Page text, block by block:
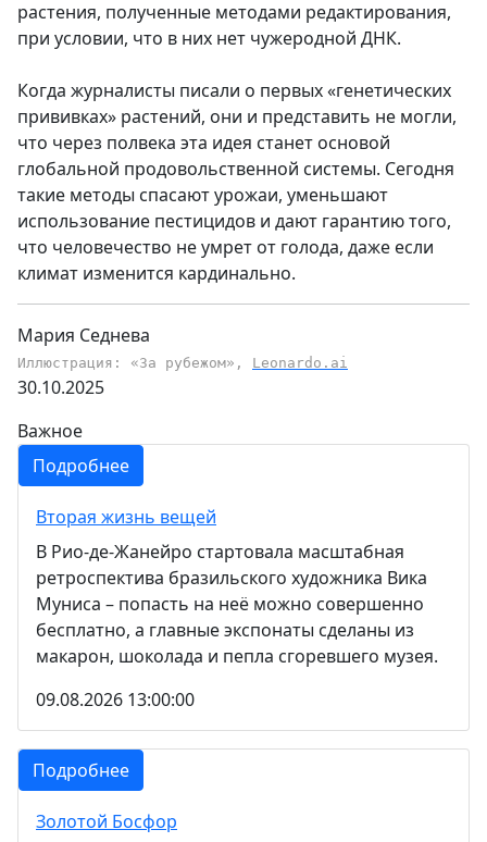
растения, полученные методами редактирования,
при условии, что в них нет чужеродной ДНК.
Когда журналисты писали о первых «генетических
прививках» растений, они и представить не могли,
что через полвека эта идея станет основой
глобальной продовольственной системы. Сегодня
такие методы спасают урожаи, уменьшают
использование пестицидов и дают гарантию того,
что человечество не умрет от голода, даже если
климат изменится кардинально.
Мария Седнева
Иллюстрация: «За рубежом», Leonardo.ai
30.10.2025
Важное
Подробнее
Вторая жизнь вещей
В Рио-де-Жанейро стартовала масштабная
ретроспектива бразильского художника Вика
Муниса – попасть на неё можно совершенно
бесплатно, а главные экспонаты сделаны из
макарон, шоколада и пепла сгоревшего музея.
09.08.2026 13:00:00
Подробнее
Золотой Босфор